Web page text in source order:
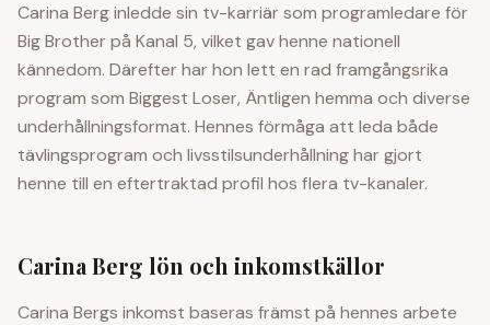
Carina Berg inledde sin tv-karriär som programledare för
Big Brother på Kanal 5, vilket gav henne nationell
kännedom. Därefter har hon lett en rad framgångsrika
program som Biggest Loser, Äntligen hemma och diverse
underhållningsformat. Hennes förmåga att leda både
tävlingsprogram och livsstilsunderhållning har gjort
henne till en eftertraktad profil hos flera tv-kanaler.
Carina Berg lön och inkomstkällor
Carina Bergs inkomst baseras främst på hennes arbete